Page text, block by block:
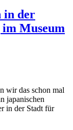
in der
im Museum
wir das schon mal
japanischen
in der Stadt für